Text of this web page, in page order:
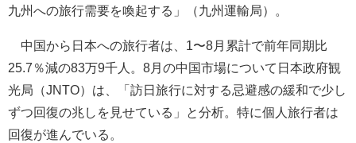
九州への旅行需要を喚起する」（九州運輸局）。
中国から日本への旅行者は、1〜8月累計で前年同期比
25.7％減の83万9千人。8月の中国市場について日本政府観
光局（JNTO）は、「訪日旅行に対する忌避感の緩和で少し
ずつ回復の兆しを見せている」と分析。特に個人旅行者は
回復が進んでいる。